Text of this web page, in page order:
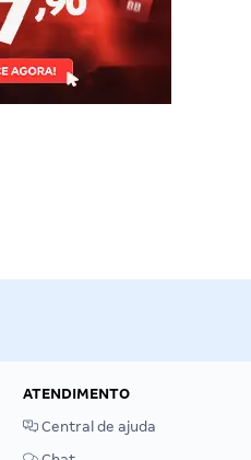
ATENDIMENTO
Central de ajuda